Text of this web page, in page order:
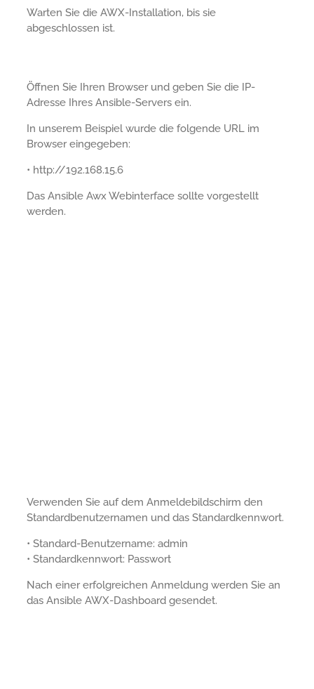
Warten Sie die AWX-Installation, bis sie
abgeschlossen ist.
Öffnen Sie Ihren Browser und geben Sie die IP-
Adresse Ihres Ansible-Servers ein.
In unserem Beispiel wurde die folgende URL im
Browser eingegeben:
• http://192.168.15.6
Das Ansible Awx Webinterface sollte vorgestellt
werden.
Verwenden Sie auf dem Anmeldebildschirm den
Standardbenutzernamen und das Standardkennwort.
• Standard-Benutzername: admin
• Standardkennwort: Passwort
Nach einer erfolgreichen Anmeldung werden Sie an
das Ansible AWX-Dashboard gesendet.